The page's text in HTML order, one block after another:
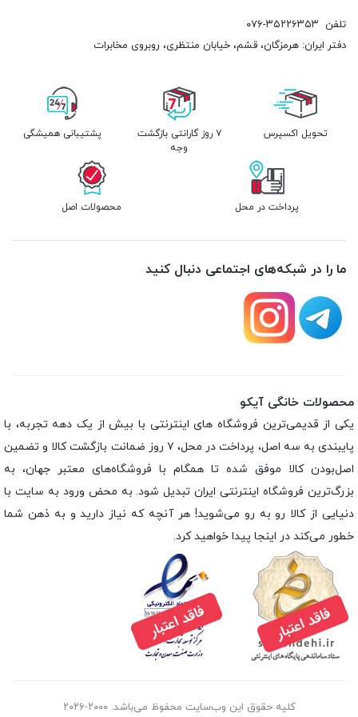
تلفن ۰۷۶-۳۵۲۲۶۳۵۳
دفتر ایران: هرمزگان، قشم، خیابان منتظری، روبروی مخابرات
تحویل اکسپرس
۷ روز گارانتی بازگشت
وجه
پشتیبانی همیشگی
پرداخت در محل محصولات اصل
ما را در شبکه‌های اجتماعی دنبال کنید
محصولات خانگی آیکو
یکی از قدیمی‌ترین فروشگاه های اینترنتی با بیش از یک دهه تجربه، با
پایبندی به سه اصل، پرداخت در محل، ۷ روز ضمانت بازگشت کالا و تضمین
اصل‌بودن کالا موفق شده تا همگام با فروشگاه‌های معتبر جهان، به
بزرگ‌ترین فروشگاه اینترنتی ایران تبدیل شود. به محض ورود به سایت با
دنیایی از کالا رو به رو می‌شوید! هر آنچه که نیاز دارید و به ذهن شما
خطور می‌کند در اینجا پیدا خواهید کرد.
کلیه حقوق این وب‌سایت محفوظ می‌باشد. ۲۰۰۰-۲۰۲۶